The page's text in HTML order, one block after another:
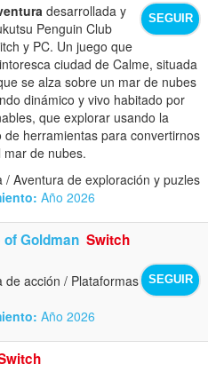
SEGUIR
desarrollada y
Penguin Club
y PC. Un juego que
ciudad de Calme, situada
se alza sobre un mar de nubes
dinámico y vivo habitado por
que explorar usando la
de herramientas para convertirnos
de nubes.
/ Aventura de exploración y puzles
Año 2026
of Goldman Switch
SEGUIR
de acción / Plataformas
Año 2026